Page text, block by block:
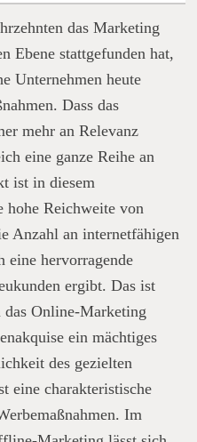
das Marketing
Ebene stattgefunden hat,
Unternehmen heute
Dass das
mehr an Relevanz
eine ganze Reihe an
ist in diesem
hohe Reichweite von
Anzahl an internetfähigen
eine hervorragende
ergibt. Das ist
Online-Marketing
ein mächtiges
des gezielten
eine charakteristische
Im